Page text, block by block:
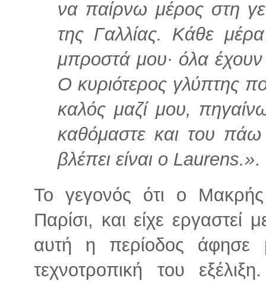
να παίρνω μέρος στη
της Γαλλίας. Κάθε μέρα
μπροστά μου· όλα έχουν
Ο κυριότερος γλύπτης
καλός μαζί μου,
καθόμαστε και του πάω
βλέπει είναι ο Laurens.».
Το γεγονός ότι ο
Παρίσι, και είχε
αυτή η περίοδος άφησε
τεχνοτροπική του